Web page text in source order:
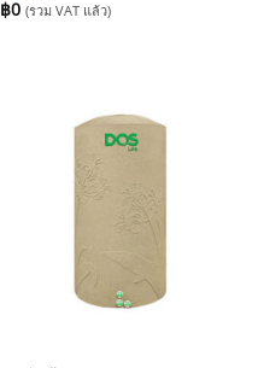
฿0 (รวม VAT แล้ว)